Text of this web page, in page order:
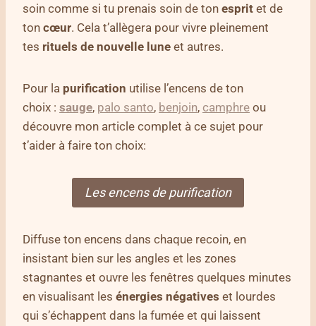
soin comme si tu prenais soin de ton esprit et de
ton cœur. Cela t’allègera pour vivre pleinement
tes rituels de nouvelle lune et autres.
Pour la purification utilise l’encens de ton
choix : sauge, palo santo, benjoin, camphre ou
découvre mon article complet à ce sujet pour
t’aider à faire ton choix:
Les encens de purification
Diffuse ton encens dans chaque recoin, en
insistant bien sur les angles et les zones
stagnantes et ouvre les fenêtres quelques minutes
en visualisant les énergies négatives et lourdes
qui s’échappent dans la fumée et qui laissent